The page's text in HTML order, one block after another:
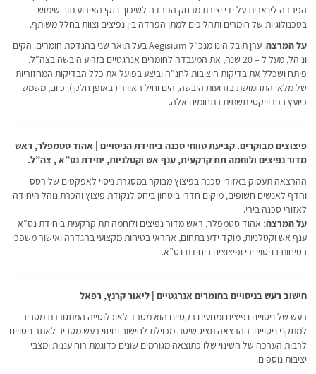
הפרדה לינארית על ידי יצירת מרחק הפרדה לשיכוך נזקי האירוע תוך שימוש
בטכנולוגיות של חומרים ותהליכים למתן הפרדה בין נפיצים וצוות בחלל משותף.
על המרצה
: ערן תובל הינו מנכ”ל Aegisium בעל תואר שני בהנדסת חומרים. הקים
וניהל, מעל ל – 20 שנה, את המעבדה לחומרים אנרגטיים בזרוע היבשה בצה”ל.
פיתח ושכלל את בדיקות היציבות לחנ”ה וביצע בפועל את כלל הבדיקות המחזוריות
של מלאי התחמושת בזרועות היבשה, הים וחיל האוויר ( באופן חלקי). כיום, משמש
כיועץ בפרוייקטי תשתית בתחומים אלה.
פיצוצים מבוקרים. קביעת טווחי סכנה ביחידת הניסויים | אהוד סטמפלר, ראש
מדור נפיצים ולוחמה תת קרקעית, ענף אש וקטלניות, יחידת נס”א , צה”ל.
ההרצאה תעסוק באזורי סכנה בפיצוץ מבוקר במסגרת ניסוי לאפקטים של רסס
והדף לאנשים חשופים, מיקום חדרי ביטחון ביחס לנקודת פיצוץ והכרת נוהל היחידה
לאזורי סכנה בירי.
על המרצה: אהוד סטמפלר, ראש מדור נפיצים ולוחמה תת קרקעית ביחידת נס”א
ענף אש וקטלניות, מוקד ידע בתחום, אחראי בטיחות מקצועי בהגדרה ואישור משפכי
בטיחות בניסויי ירי ופיצוצים ביחידת נס”א.
חישוב רעש בניסויים בחומרים אנרגטיים | ליאור קרנץ, רפאל
רעש של ניסויים נפיצים ומנועים רקטיים הוא מטרד לאוכלוסייה המתגוררת מסביב
למתקני ניסויים. ההרצאה תציג שיטה מכוילת לחישוב וחיזוי רעש מסביב לאתר ניסויים
לרבות הערכה של השינוי שלו כתוצאה מגורמים שונים כדוגמת רוח עננות ומצבי
יציבות נוספים.